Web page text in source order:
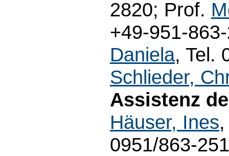
2820; Prof.
+49-951-
Daniela, Tel.
Schlieder,
Assistenz
Häuser, Ines
0951/863-